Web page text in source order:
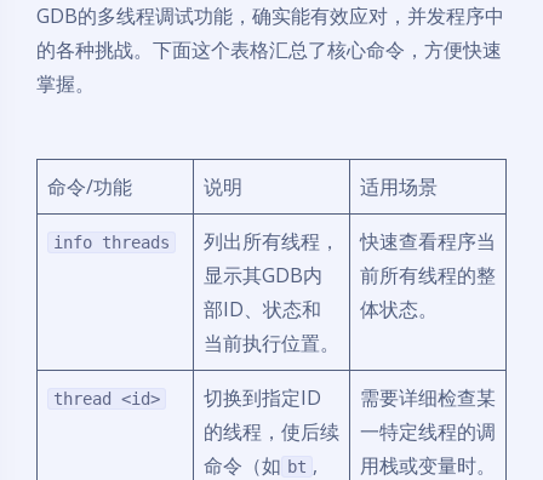
GDB的多线程调试功能，确实能有效应对，并发程序中
的各种挑战。下面这个表格汇总了核心命令，方便快速
掌握。
命令/功能 说明 适用场景
info threads
列出所有线程，
显示其GDB内
部ID、状态和
当前执行位置。
快速查看程序当
前所有线程的整
体状态。
thread <id>
切换到指定ID
的线程，使后续
命令（如 bt ,
需要详细检查某
一特定线程的调
用栈或变量时。